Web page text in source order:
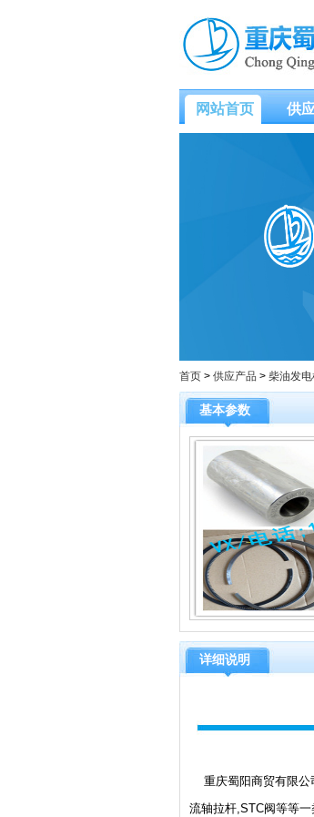
网站首页 供
首页 > 供应产品 > 柴油发电
基本参数
详细说明
重庆蜀阳商贸有限公
流轴拉杆,STC阀等等